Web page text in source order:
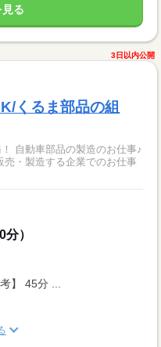
る
3日以内公開
くるま部品の組
自動車部品の製造のお仕事♪
・製造する企業でのお仕事
）
】 45分 ...